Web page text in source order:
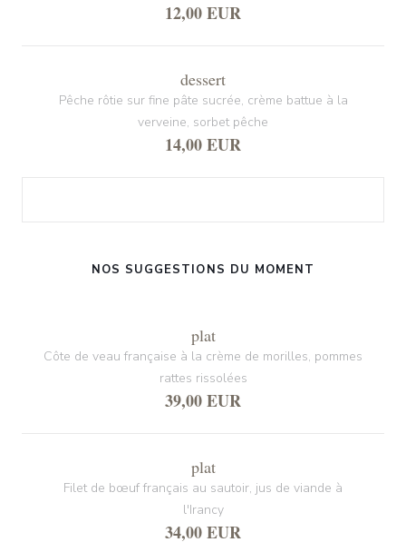
12,00 EUR
dessert
Pêche rôtie sur fine pâte sucrée, crème battue à la
verveine, sorbet pêche
14,00 EUR
NOS SUGGESTIONS DU MOMENT
plat
Côte de veau française à la crème de morilles, pommes
rattes rissolées
39,00 EUR
plat
Filet de bœuf français au sautoir, jus de viande à
l'Irancy
34,00 EUR